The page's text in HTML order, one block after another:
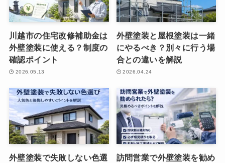
川越市の住宅改修補助金は
外壁塗装に使える？制度の
確認ポイント
2026.05.13
外壁塗装と屋根塗装は一緒
にやるべき？別々に行う場
合との違いを解説
2026.04.24
外壁塗装で失敗しない色選
訪問営業で外壁塗装を勧め